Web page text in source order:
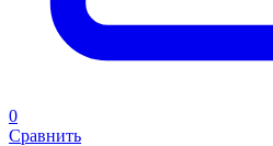
0
Сравнить